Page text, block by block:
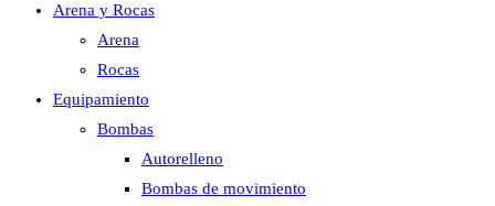
Arena y Rocas
Arena
Rocas
Equipamiento
Bombas
Autorelleno
Bombas de movimiento